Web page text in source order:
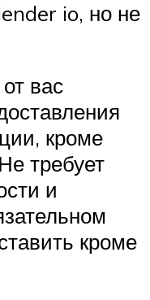
io, но не
вас
кроме
требует
и
кроме